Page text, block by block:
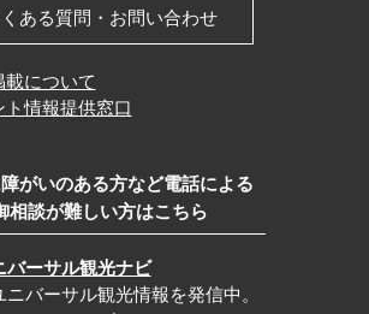
くある質問・お問い合わせ
載について
ト情報提供窓口
がいのある方など電話による
相談が難しい方はこちら
バーサル観光ナビ
ニバーサル観光情報を発信中。